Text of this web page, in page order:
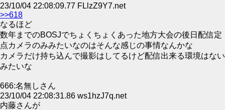
23/10/04 22:08:09.77 FLlzZ9Y7.net
>>618
なるほど
数年までのBOSJでちょくちょくあった地方大会の後日配信定
点カメラのみみたいなのはそんな感じの事情なんかな
カメラだけ持ち込んで撮影はしてるけど配信出来る環境はない
みたいな
666:名無しさん
23/10/04 22:08:31.86 ws1hzJ7q.net
内藤さんが